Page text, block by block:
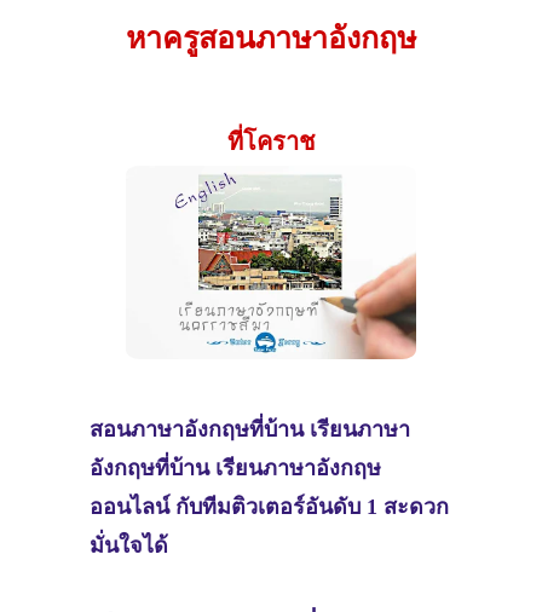
หาครูสอนภาษาอังกฤษ
ที่โคราช
สอนภาษาอังกฤษที่บ้าน เรียนภาษา
อังกฤษที่บ้าน เรียนภาษาอังกฤษ
ออนไลน์ กับทีมติวเตอร์อันดับ 1 สะดวก
มั่นใจได้